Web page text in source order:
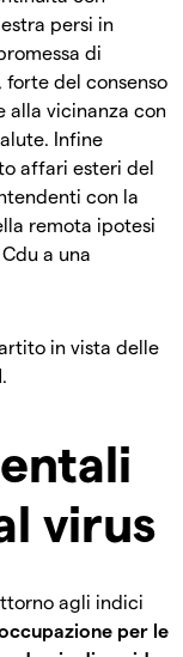
persi in
di
forte del consenso
alla vicinanza con
Infine
affari esteri del
con la
remota ipotesi
a una
in vista delle
.
virus
agli indici
per le